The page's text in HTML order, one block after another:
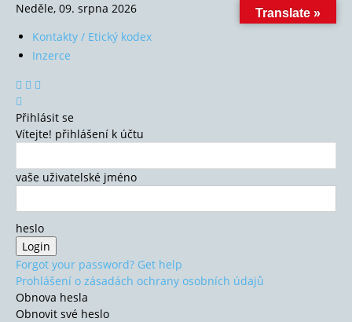
Neděle, 09. srpna 2026
Kontakty / Etický kodex
Inzerce
Přihlásit se
Vítejte! přihlášení k účtu
vaše uživatelské jméno
heslo
Forgot your password? Get help
Prohlášení o zásadách ochrany osobních údajů
Obnova hesla
Obnovit své heslo
Translate »